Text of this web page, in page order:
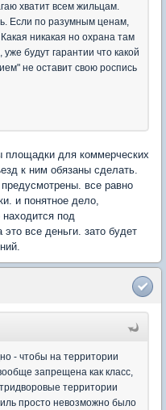
хватит всем жильцам.
Если по разумным ценам,
никакая но охрана там
будут гарантии что какой
не оставит свою роспись
для коммерческих
к ним обязаны сделать.
все равно
и понятное дело,
находится под
все деньги. зато будет
- чтобы на территории
запрещена как класс,
территории
просто невозможно было